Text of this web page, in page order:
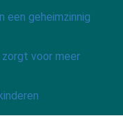
een geheimzinnig
zorgt voor meer